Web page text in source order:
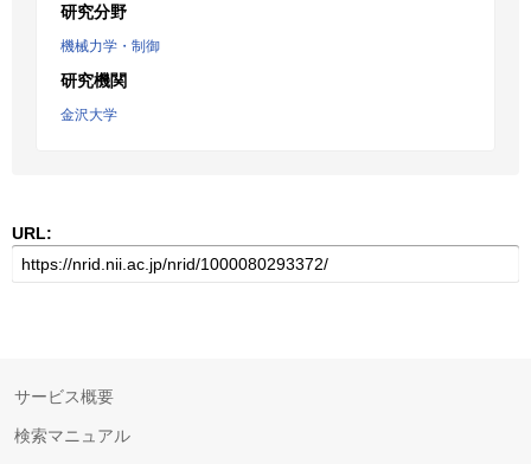
研究分野
機械力学・制御
研究機関
金沢大学
URL:
サービス概要
検索マニュアル